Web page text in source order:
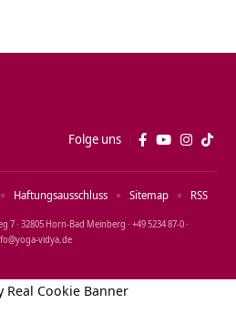
Folge uns
7 · 32805 Horn‑Bad Meinberg · +49 5234 87‑0 ·
Haftungsausschluss Sitemap RSS
Real Cookie Banner